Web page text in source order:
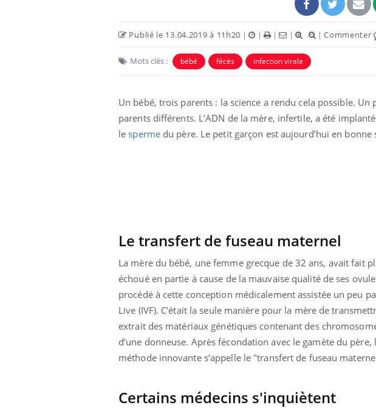
Publié le 13.04.2019 à 11h20 | | | | |Commenter
Mots clés : bébé fécès infection virale
Un bébé, trois parents : la science a rendu cela possible.
parents différents. L’ADN de la mère, infertile, a été
le spermedu père. Le petit garçon est aujourd’hui en bonne
Le transfert de fuseau maternel
La mère du bébé, une femme grecque de 32 ans, avait fait
échoué en partie à cause de la mauvaise qualité de ses
procédé à cette conception médicalement assistée un peu
Live (IVF). C’était la seule manière pour la mère de
extrait des matériaux génétiques contenant des
d’une donneuse. Après fécondation avec le gamète du
méthode innovante s’appelle le "transfert de fuseau
Certains médecins s'inquiètent
Les médicaments GLP-1
La sieste empêche-t-elle
de dormir la nuit ?
VIH : la fin
Fortes
pourquoi
noyade